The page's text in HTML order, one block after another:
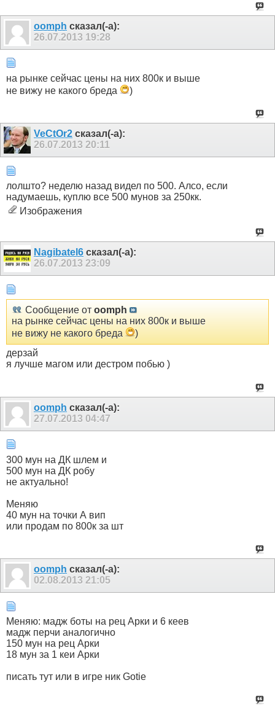
oomph сказал(-а):
26.07.2013 19:28
на рынке сейчас цены на них 800к и выше
не вижу не какого бреда
)
VeCtOr2 сказал(-а):
26.07.2013 20:11
лолшто? неделю назад видел по 500. Алсо, если
надумаешь, куплю все 500 мунов за 250кк.
Изображения
Nagibatel6 сказал(-а):
26.07.2013 23:09
Сообщение от oomph
на рынке сейчас цены на них 800к и выше
не вижу не какого бреда
)
дерзай
я лучше магом или дестром побью )
oomph сказал(-а):
27.07.2013 04:47
300 мун на ДК шлем и
500 мун на ДК робу
не актуально!
Меняю
40 мун на точки А вип
или продам по 800к за шт
oomph сказал(-а):
02.08.2013 21:05
Меняю: мадж боты на рец Арки и 6 кеев
мадж перчи аналогично
150 мун на рец Арки
18 мун за 1 кеи Арки
писать тут или в игре ник Gotie